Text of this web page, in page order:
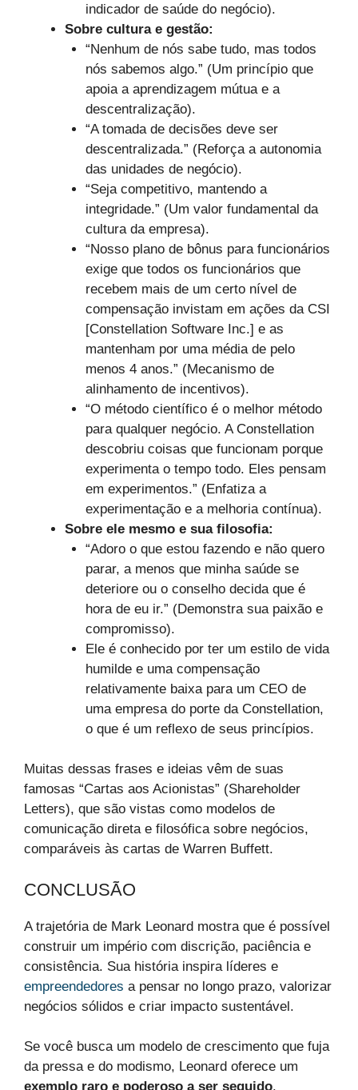
indicador de saúde do negócio).
Sobre cultura e gestão:
“Nenhum de nós sabe tudo, mas todos
nós sabemos algo.” (Um princípio que
apoia a aprendizagem mútua e a
descentralização).
“A tomada de decisões deve ser
descentralizada.” (Reforça a autonomia
das unidades de negócio).
“Seja competitivo, mantendo a
integridade.” (Um valor fundamental da
cultura da empresa).
“Nosso plano de bônus para funcionários
exige que todos os funcionários que
recebem mais de um certo nível de
compensação invistam em ações da CSI
[Constellation Software Inc.] e as
mantenham por uma média de pelo
menos 4 anos.” (Mecanismo de
alinhamento de incentivos).
“O método científico é o melhor método
para qualquer negócio. A Constellation
descobriu coisas que funcionam porque
experimenta o tempo todo. Eles pensam
em experimentos.” (Enfatiza a
experimentação e a melhoria contínua).
Sobre ele mesmo e sua filosofia:
“Adoro o que estou fazendo e não quero
parar, a menos que minha saúde se
deteriore ou o conselho decida que é
hora de eu ir.” (Demonstra sua paixão e
compromisso).
Ele é conhecido por ter um estilo de vida
humilde e uma compensação
relativamente baixa para um CEO de
uma empresa do porte da Constellation,
o que é um reflexo de seus princípios.
Muitas dessas frases e ideias vêm de suas
famosas “Cartas aos Acionistas” (Shareholder
Letters), que são vistas como modelos de
comunicação direta e filosófica sobre negócios,
comparáveis às cartas de Warren Buffett.
CONCLUSÃO
A trajetória de Mark Leonard mostra que é possível
construir um império com discrição, paciência e
consistência. Sua história inspira líderes e
empreendedores a pensar no longo prazo, valorizar
negócios sólidos e criar impacto sustentável.
Se você busca um modelo de crescimento que fuja
da pressa e do modismo, Leonard oferece um
exemplo raro e poderoso a ser seguido.